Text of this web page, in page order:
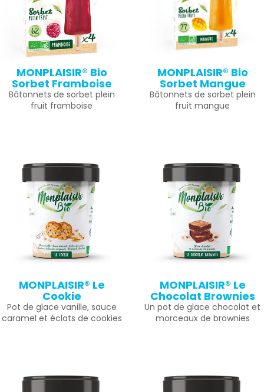
MONPLAISIR® Bio
Sorbet Framboise
Bâtonnets de sorbet plein
fruit framboise
MONPLAISIR® Bio
Sorbet Mangue
Bâtonnets de sorbet plein
fruit mangue
MONPLAISIR® Le
Cookie
Pot de glace vanille, sauce
caramel et éclats de cookies
MONPLAISIR® Le
Chocolat Brownies
Un pot de glace chocolat et
morceaux de brownies